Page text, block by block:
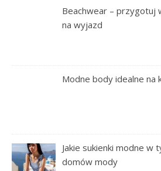
Beachwear – przygotuj
na wyjazd
Modne body idealne na
Jakie sukienki modne w
domów mody